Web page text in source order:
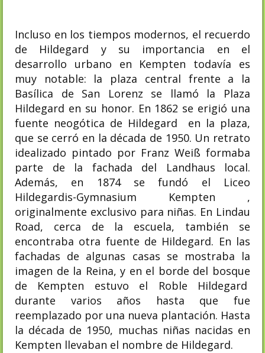
Incluso en los tiempos modernos, el recuerdo
de Hildegard y su importancia en el
desarrollo urbano en Kempten todavía es
muy notable: la plaza central frente a la
Basílica de San Lorenz se llamó la Plaza
Hildegard en su honor. En 1862 se erigió una
fuente neogótica de Hildegard en la plaza,
que se cerró en la década de 1950. Un retrato
idealizado pintado por Franz Weiß formaba
parte de la fachada del Landhaus local.
Además, en 1874 se fundó el Liceo
Hildegardis-Gymnasium Kempten ,
originalmente exclusivo para niñas. En Lindau
Road, cerca de la escuela, también se
encontraba otra fuente de Hildegard. En las
fachadas de algunas casas se mostraba la
imagen de la Reina, y en el borde del bosque
de Kempten estuvo el Roble Hildegard
durante varios años hasta que fue
reemplazado por una nueva plantación. Hasta
la década de 1950, muchas niñas nacidas en
Kempten llevaban el nombre de Hildegard.